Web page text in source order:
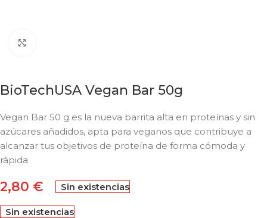
BioTechUSA Vegan Bar 50g
Vegan Bar 50 g es la nueva barrita alta en proteínas y sin
azúcares añadidos, apta para veganos que contribuye a
alcanzar tus objetivos de proteína de forma cómoda y
rápida
2,80 € Sin existencias
Sin existencias